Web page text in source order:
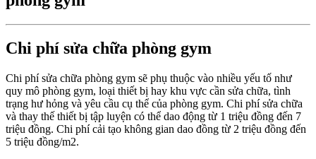
Chi phí sửa chữa phòng gym
Chi phí sửa chữa phòng gym sẽ phụ thuộc vào nhiều yếu tố như
quy mô phòng gym, loại thiết bị hay khu vực cần sửa chữa, tình
trạng hư hỏng và yêu cầu cụ thể của phòng gym. Chi phí sửa chữa
và thay thế thiết bị tập luyện có thể dao động từ 1 triệu đồng đến 7
triệu đồng. Chi phí cải tạo không gian dao đồng từ 2 triệu đồng đến
5 triệu đồng/m2.